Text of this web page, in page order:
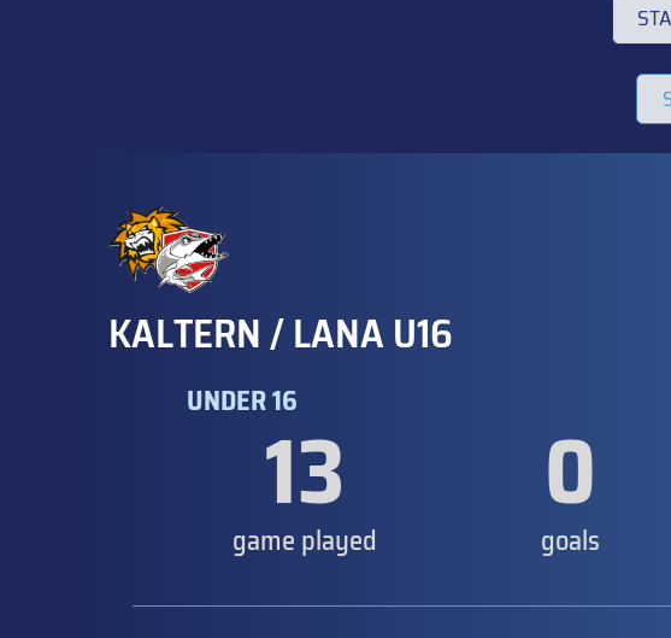
KALTERN / LANA U16
UNDER 1613
game played 0
goals